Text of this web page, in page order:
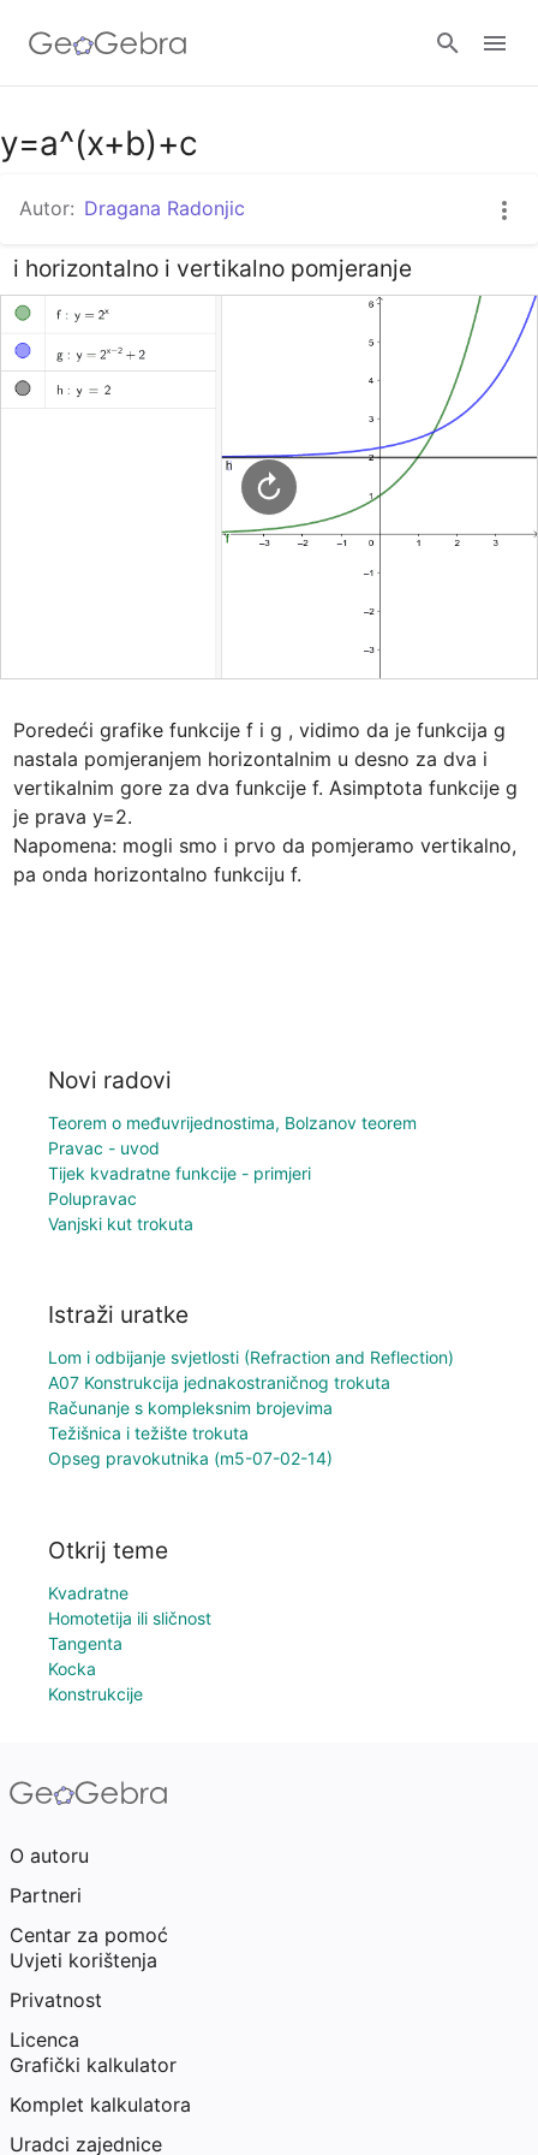
Google Classroom
GeoGebra Razred
y=a^(x+b)+c
Autor: Dragana Radonjic
i horizontalno i vertikalno pomjeranje
Poredeći grafike funkcije f i g , vidimo da je funkcija g
nastala pomjeranjem horizontalnim u desno za dva i
vertikalnim gore za dva funkcije f. Asimptota funkcije g
je prava y=2.
Napomena: mogli smo i prvo da pomjeramo vertikalno,
Novi radovi
Teorem o međuvrijednostima, Bolzanov teorem
Pravac - uvod
Tijek kvadratne funkcije - primjeri
Polupravac
Vanjski kut trokuta
Istraži uratke
Lom i odbijanje svjetlosti (Refraction and Reflection)
A07 Konstrukcija jednakostraničnog trokuta
Računanje s kompleksnim brojevima
Težišnica i težište trokuta
Opseg pravokutnika (m5-07-02-14)
Otkrij teme
Kvadratne
Homotetija ili sličnost
Tangenta
Kocka
Konstrukcije
O autoru
Partneri
Centar za pomoć
Uvjeti korištenja
Privatnost
Licenca
Grafički kalkulator
Komplet kalkulatora
Uradci zajednice